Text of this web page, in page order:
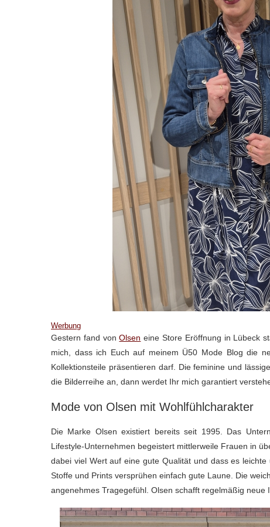
Werbung
Gestern fand vonOlsen eine Store Eröffnung in Lübeck
mich, dass ich Euch auf meinem Ü50 Mode Blog die
Kollektionsteile präsentieren darf. Die feminine und
die Bilderreihe an, dann werdet Ihr mich garantiert
Mode von Olsen mit Wohlfühlcharakter
Die Marke Olsen existiert bereits seit 1995. Das
Lifestyle-Unternehmen begeistert mittlerweile Frauen in
dabei viel Wert auf eine gute Qualität und dass es
Stoffe und Prints versprühen einfach gute Laune. Die
angenehmes Tragegefühl. Olsen schafft regelmäßig neue